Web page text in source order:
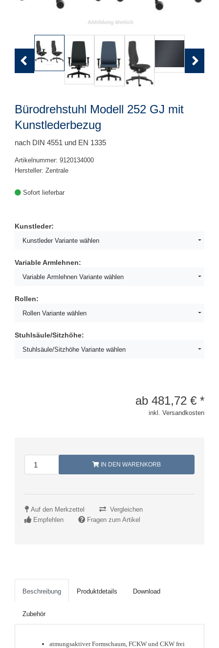
Previous Next
Bürodrehstuhl Modell 252 GJ mit
Kunstlederbezug
nach DIN 4551 und EN 1335
Artikelnummer: 9120134000
Hersteller: Zentrale
Sofort lieferbar
Kunstleder:
Kunstleder Variante wählen
Variable Armlehnen:
Variable Armlehnen Variante wählen
Rollen:
Rollen Variante wählen
Stuhlsäule/Sitzhöhe:
Stuhlsäule/Sitzhöhe Variante wählen
ab 481,72 € *
inkl. Versandkosten
IN DEN WARENKORB
Auf den Merkzettel
Vergleichen
Empfehlen
Fragen zum Artikel
Beschreibung Produktdetails Download
Zubehör
atmungsaktiver Formschaum, FCKW und CKW frei